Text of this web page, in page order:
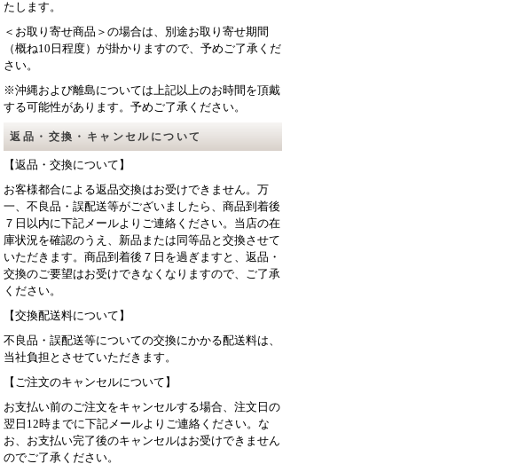
たします。
＜お取り寄せ商品＞の場合は、別途お取り寄せ期間
（概ね10日程度）が掛かりますので、予めご了承くだ
さい。
※沖縄および離島については上記以上のお時間を頂戴
する可能性があります。予めご了承ください。
返品・交換・キャンセルについて
【返品・交換について】
お客様都合による返品交換はお受けできません。万
一、不良品・誤配送等がございましたら、商品到着後
７日以内に下記メールよりご連絡ください。当店の在
庫状況を確認のうえ、新品または同等品と交換させて
いただきます。商品到着後７日を過ぎますと、返品・
交換のご要望はお受けできなくなりますので、ご了承
ください。
【交換配送料について】
不良品・誤配送等についての交換にかかる配送料は、
当社負担とさせていただきます。
【ご注文のキャンセルについて】
お支払い前のご注文をキャンセルする場合、注文日の
翌日12時までに下記メールよりご連絡ください。な
お、お支払い完了後のキャンセルはお受けできません
のでご了承ください。